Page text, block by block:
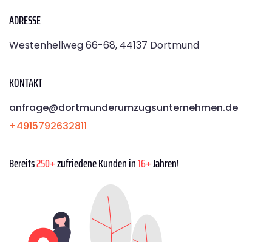
ADRESSE
Westenhellweg 66-68, 44137 Dortmund
KONTAKT
anfrage@dortmunderumzugsunternehmen.de
+4915792632811
Bereits250+zufriedene Kunden in16+Jahren!